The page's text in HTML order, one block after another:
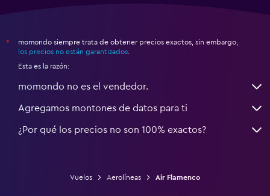
*
momondo siempre trata de obtener precios exactos, sin embargo,
los precios no están garantizados
Esta es la razón:
momondo no es el vendedor.
Agregamos montones de datos para ti
¿Por qué los precios no son 100% exactos?
Vuelos Aerolíneas Air Flamenco